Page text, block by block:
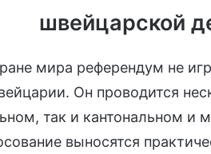
швейцарской
мира референдум не
Он проводится
так и кантональном и
выносятся